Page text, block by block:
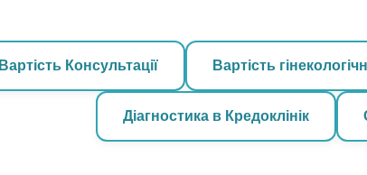
Вартість Консультації Вартість
Діагностика в Кредоклінік